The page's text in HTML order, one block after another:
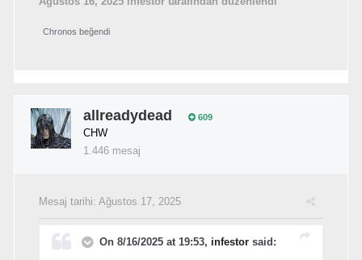
Chronos beğendi
allreadydead 609
CHW
1.446 mesaj
Mesaj tarihi: Ağustos 17, 2025
On 8/16/2025 at 19:53, infestor said: